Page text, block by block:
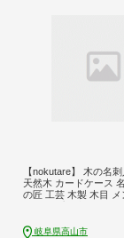
【nokutare】 木の名刺
天然木 カードケース
の匠 工芸 木製 木目 メ
岐阜県高山市